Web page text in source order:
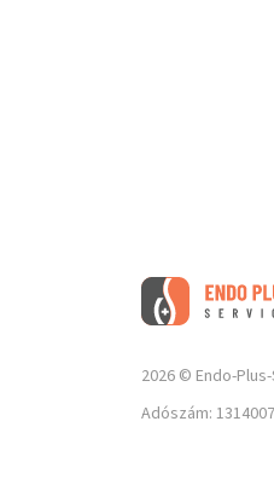
2026 © Endo-
Adószám: